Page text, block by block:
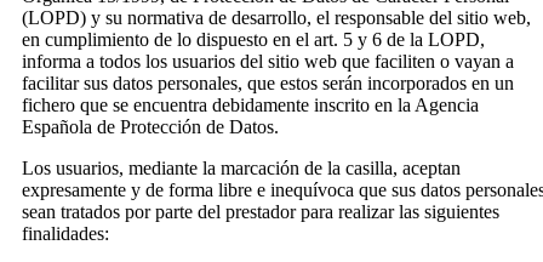
(LOPD) y su normativa de desarrollo, el responsable del sitio web,
en cumplimiento de lo dispuesto en el art. 5 y 6 de la LOPD,
informa a todos los usuarios del sitio web que faciliten o vayan a
facilitar sus datos personales, que estos serán incorporados en un
fichero que se encuentra debidamente inscrito en la Agencia
Española de Protección de Datos.
Los usuarios, mediante la marcación de la casilla, aceptan
expresamente y de forma libre e inequívoca que sus datos
sean tratados por parte del prestador para realizar las siguientes
finalidades: